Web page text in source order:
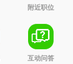
附近职位
互动问答